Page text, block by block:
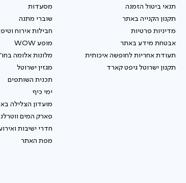
תנאי ביטול הזמנה
תקנון הקנייה באתר
מדיניות פרטיות
אבטחת מידע באתר
תעודת אחריות לחופשה איכותית
תקנון ישרוטל גיפט קארד
מסעדות
שוברי מתנה
חבילות אירוח
מופע WOW
מלונות אלומה
מגזין ישרוטל
תכנית השותפים
ימי כיף
מועדון הצלילה
פארק המים
חדרי ישיבות
מפת האתר